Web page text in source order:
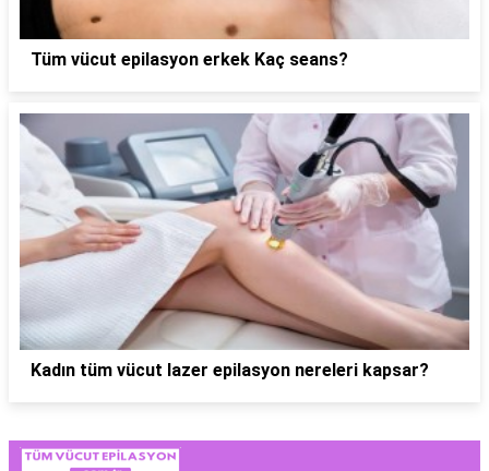
Tüm vücut epilasyon erkek Kaç seans?
Kadın tüm vücut lazer epilasyon nereleri kapsar?